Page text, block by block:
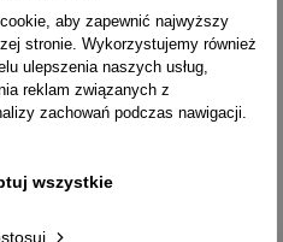
W sprawach dotyczących
mailowy, telefoniczny lub przez
aby zapewnić najwyższy
stronie. Wykorzystujemy również
ulepszenia naszych usług,
reklam związanych z
zachowań podczas nawigacji.
wszystkie